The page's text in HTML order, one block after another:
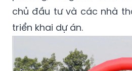
chủ đầu tư và các nhà
triển khai dự án.